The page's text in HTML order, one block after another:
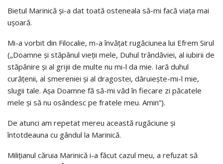
Bietul Marinică și-a dat toată osteneala să-mi facă viața mai
ușoară.
Mi-a vorbit din Filocalie, m-a învățat rugăciunea lui Efrem Sirul
(„Doamne și stăpânul vieții mele, Duhul trândăviei, al iubirii de
stăpânire și al grijii de multe nu mi-l da mie. Iară duhul
curățenii, al smereniei și al dragostei, dăruiește-mi-l mie,
slugii tale. Așa Doamne fă să-mi văd în fiecare zi păcatele
mele și să nu osândesc pe fratele meu. Amin”).
De atunci am repetat mereu această rugăciune și
întotdeauna cu gândul la Marinică.
Milițianul căruia Marinică i-a făcut cazul meu, a refuzat să